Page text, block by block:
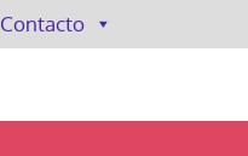
Contacto